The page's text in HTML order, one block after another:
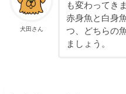
犬田さん
も変わってき
赤身魚と白身
つ、どちらの
ましょう。